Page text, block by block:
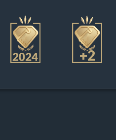
+2